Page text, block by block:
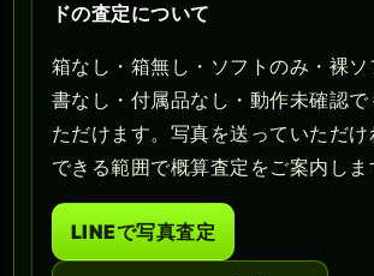
ドの査定について
箱なし・箱無し・ソフトのみ・裸ソ
書なし・付属品なし・動作未確認で
ただけます。写真を送っていただ
できる範囲で概算査定をご案内しま
LINEで写真査定